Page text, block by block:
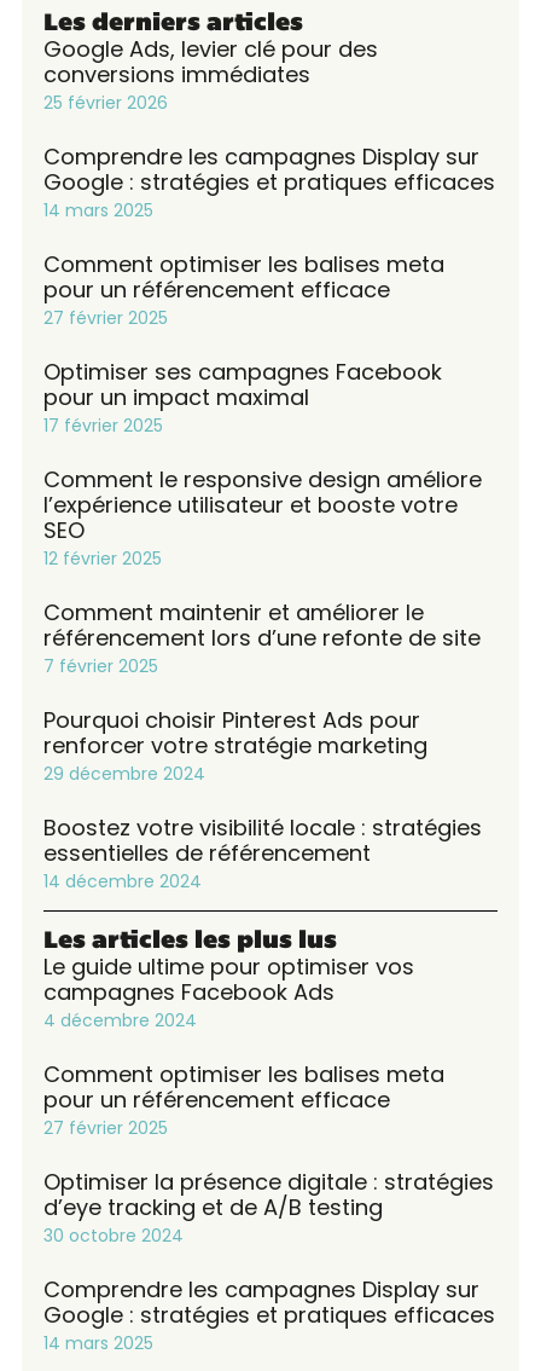
Les derniers articles
Google Ads, levier clé pour des
conversions immédiates
25 février 2026
Comprendre les campagnes Display sur
Google : stratégies et pratiques efficaces
14 mars 2025
Comment optimiser les balises meta
pour un référencement efficace
27 février 2025
Optimiser ses campagnes Facebook
pour un impact maximal
17 février 2025
Comment le responsive design améliore
l’expérience utilisateur et booste votre
SEO
12 février 2025
Comment maintenir et améliorer le
référencement lors d’une refonte de site
7 février 2025
Pourquoi choisir Pinterest Ads pour
renforcer votre stratégie marketing
29 décembre 2024
Boostez votre visibilité locale : stratégies
essentielles de référencement
14 décembre 2024
Les articles les plus lus
Le guide ultime pour optimiser vos
campagnes Facebook Ads
4 décembre 2024
Comment optimiser les balises meta
pour un référencement efficace
27 février 2025
Optimiser la présence digitale : stratégies
d’eye tracking et de A/B testing
30 octobre 2024
Comprendre les campagnes Display sur
Google : stratégies et pratiques efficaces
14 mars 2025